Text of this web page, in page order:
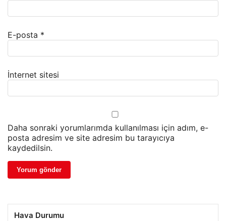
E-posta *
İnternet sitesi
Daha sonraki yorumlarımda kullanılması için adım, e-
posta adresim ve site adresim bu tarayıcıya
kaydedilsin.
Hava Durumu